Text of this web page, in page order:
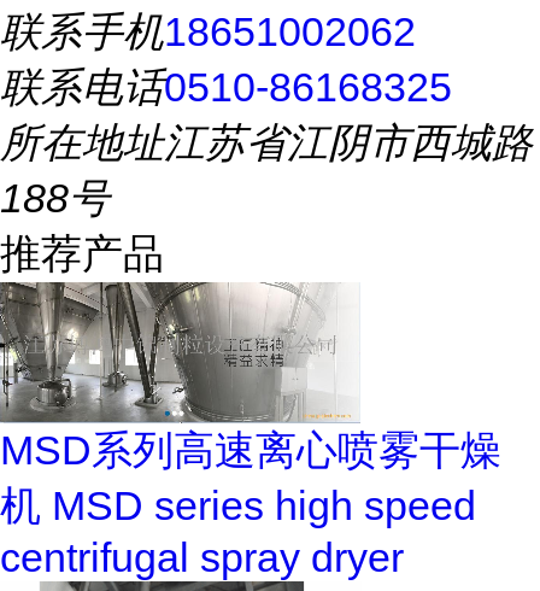
联系手机18651002062
联系电话0510-86168325
所在地址江苏省江阴市西城路
188号
推荐产品
MSD系列高速离心喷雾干燥
机 MSD series high speed
centrifugal spray dryer